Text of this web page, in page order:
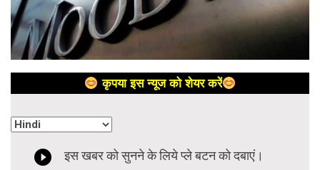
कृपया इस न्यूज को शेयर करें